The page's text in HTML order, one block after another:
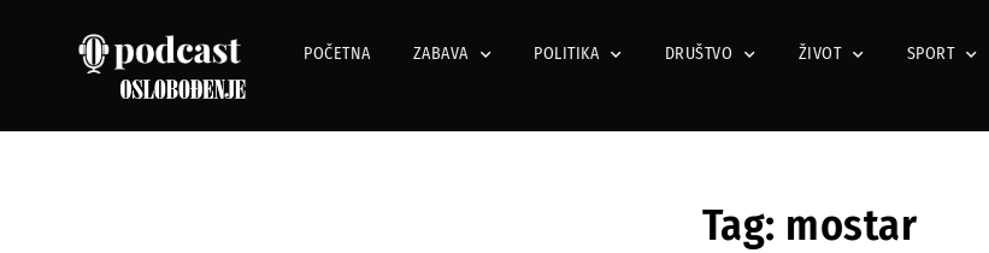
POČETNA ZABAVA POLITIKA DRUŠTVO ŽIVOT SPORT
Tag: mostar